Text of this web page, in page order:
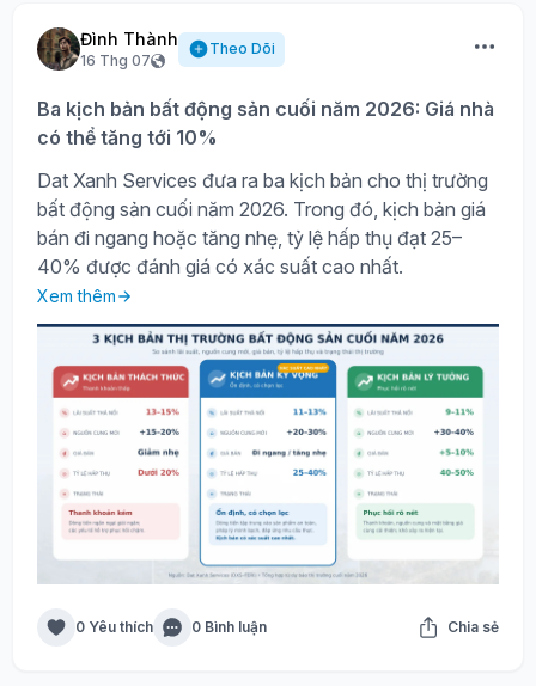
Đình Thành
16 Thg 07
Theo Dõi
Ba kịch bản bất động sản cuối năm 2026: Giá nhà
có thể tăng tới 10%
Dat Xanh Services đưa ra ba kịch bản cho thị trường
bất động sản cuối năm 2026. Trong đó, kịch bản giá
bán đi ngang hoặc tăng nhẹ, tỷ lệ hấp thụ đạt 25–
40% được đánh giá có xác suất cao nhất.
Xem thêm
0 Yêu thích 0 Bình luận Chia sẻ